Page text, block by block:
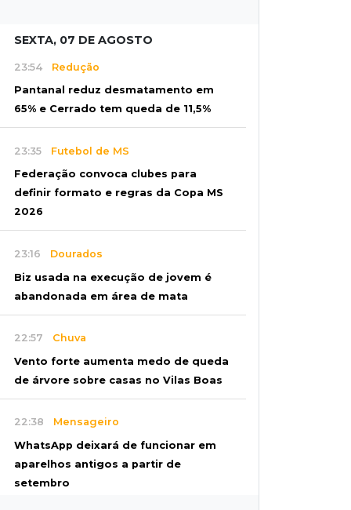
SEXTA, 07 DE AGOSTO
23:54 Redução
Pantanal reduz desmatamento em
65% e Cerrado tem queda de 11,5%
23:35 Futebol de MS
Federação convoca clubes para
definir formato e regras da Copa MS
2026
23:16 Dourados
Biz usada na execução de jovem é
abandonada em área de mata
22:57 Chuva
Vento forte aumenta medo de queda
de árvore sobre casas no Vilas Boas
22:38 Mensageiro
WhatsApp deixará de funcionar em
aparelhos antigos a partir de
setembro